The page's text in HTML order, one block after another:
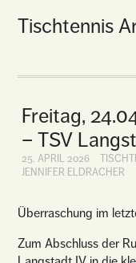
Tischtennis
Freitag,
– TSV
25. APRIL 2026
JENNIFER ELDRACHER
Überraschung im
Zum Abschluss der